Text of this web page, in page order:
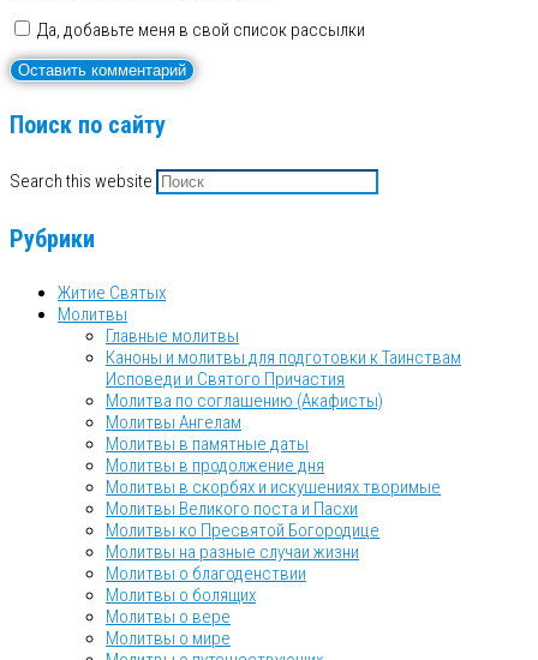
Да, добавьте меня в свой список рассылки
Поиск по сайту
Search this website
Рубрики
Житие Святых
Молитвы
Главные молитвы
Каноны и молитвы для подготовки к Таинствам
Исповеди и Святого Причастия
Молитва по соглашению (Акафисты)
Молитвы Ангелам
Молитвы в памятные даты
Молитвы в продолжение дня
Молитвы в скорбях и искушениях творимые
Молитвы Великого поста и Пасхи
Молитвы ко Пресвятой Богородице
Молитвы на разные случаи жизни
Молитвы о благоденствии
Молитвы о болящих
Молитвы о вере
Молитвы о мире